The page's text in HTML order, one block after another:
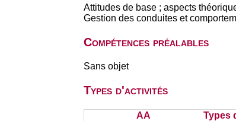
Attitudes de base ; aspects
Gestion des conduites et
Compétences préalables
Sans objet
Types d'activités
AA Types